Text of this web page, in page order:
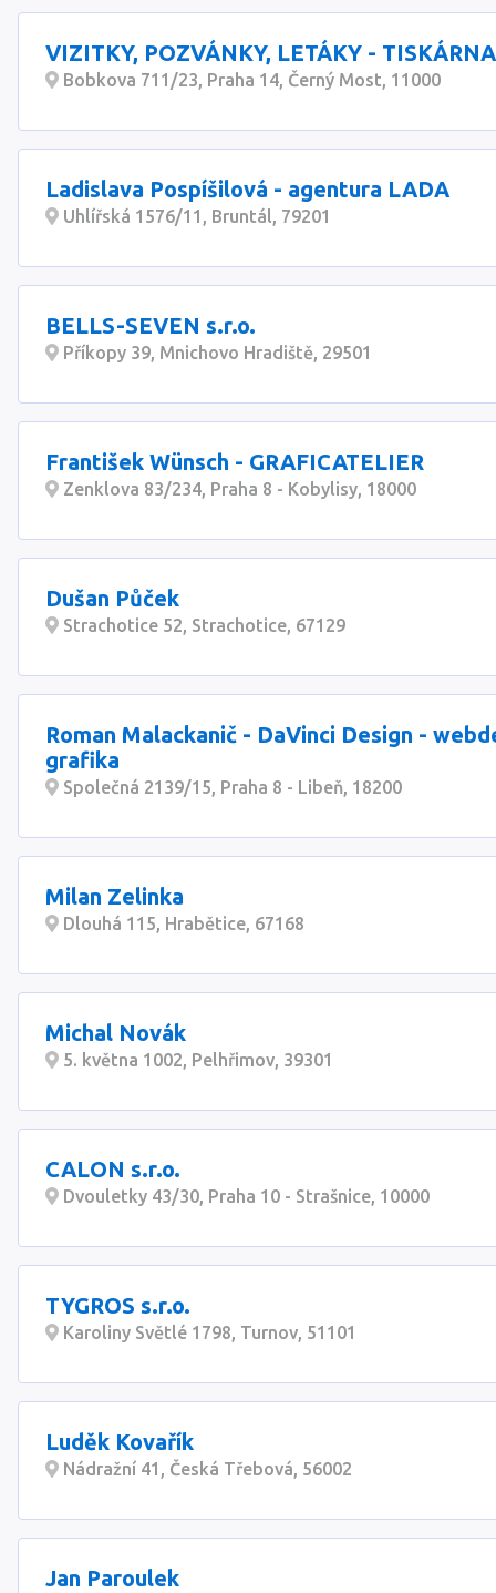
VIZITKY, POZVÁNKY, LETÁKY -
Bobkova 711/23, Praha 14, Černý Most, 11000
Ladislava Pospíšilová - agentura LADA
Uhlířská 1576/11, Bruntál, 79201
BELLS-SEVEN s.r.o.
Příkopy 39, Mnichovo Hradiště, 29501
František Wünsch - GRAFICATELIER
Zenklova 83/234, Praha 8 - Kobylisy, 18000
Dušan Půček
Strachotice 52, Strachotice, 67129
Roman Malackanič - DaVinci Design -
grafika
Společná 2139/15, Praha 8 - Libeň, 18200
Milan Zelinka
Dlouhá 115, Hrabětice, 67168
Michal Novák
5. května 1002, Pelhřimov, 39301
CALON s.r.o.
Dvouletky 43/30, Praha 10 - Strašnice, 10000
TYGROS s.r.o.
Karoliny Světlé 1798, Turnov, 51101
Luděk Kovařík
Nádražní 41, Česká Třebová, 56002
Jan Paroulek